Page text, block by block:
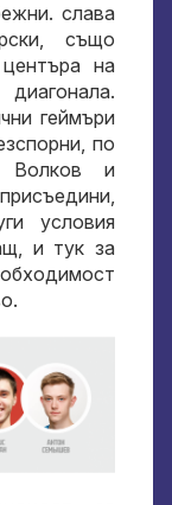
слава
също
на
геймъри
по
Волков и
условия
и тук за